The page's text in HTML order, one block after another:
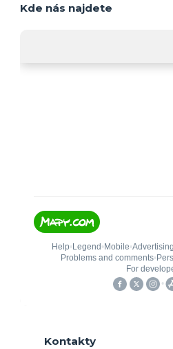
Kde nás najdete
Kontakty